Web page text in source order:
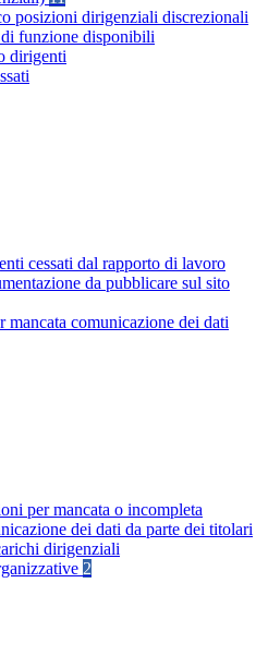
posizioni dirigenziali discrezionali
funzione disponibili
dirigenti
cessati dal rapporto di lavoro
da pubblicare sul sito
mancata comunicazione dei dati
per mancata o incompleta
dei dati da parte dei titolari
dirigenziali
2